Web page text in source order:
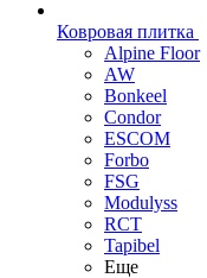
Ковровая плитка
Alpine Floor
AW
Bonkeel
Condor
ESCOM
Forbo
FSG
Modulyss
RCT
Tapibel
Еще